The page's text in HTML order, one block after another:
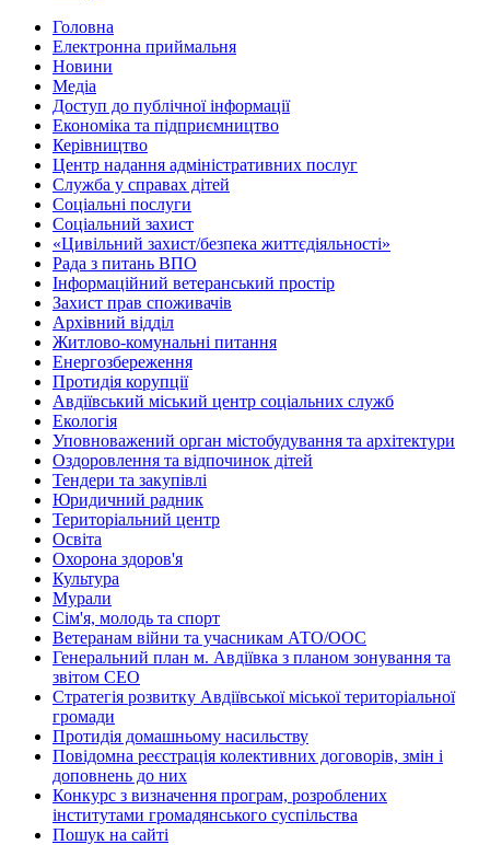
Головна
Електронна приймальня
Новини
Медіа
Доступ до публічної інформації
Економіка та підприємництво
Керівництво
Центр надання адміністративних послуг
Служба у справах дітей
Соціальні послуги
Соціальний захист
«Цивільний захист/безпека життєдіяльності»
Рада з питань ВПО
Інформаційний ветеранський простір
Захист прав споживачів
Архівний відділ
Житлово-комунальні питання
Енергозбереження
Протидія корупції
Авдіївський міський центр соціальних служб
Екологія
Уповноважений орган містобудування та архітектури
Оздоровлення та відпочинок дітей
Тендери та закупівлі
Юридичний радник
Територіальний центр
Освіта
Охорона здоров'я
Культура
Мурали
Сім'я, молодь та спорт
Ветеранам війни та учасникам АТО/ООС
Генеральний план м. Авдіївка з планом зонування та
звітом СЕО
Стратегія розвитку Авдіївської міської територіальної
громади
Протидія домашньому насильству
Повідомна реєстрація колективних договорів, змін і
доповнень до них
Конкурс з визначення програм, розроблених
інститутами громадянського суспільства
Пошук на сайті